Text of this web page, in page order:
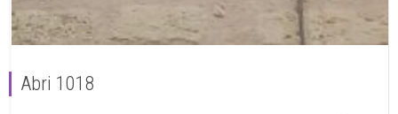
Abri 1018